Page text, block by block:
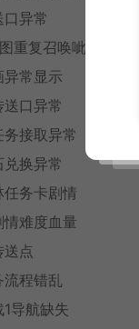
异常
重复召唤呲溜树BUG
常显示
口异常
接取异常
换异常
务卡剧情
难度血量
点
流程错乱
导航缺失